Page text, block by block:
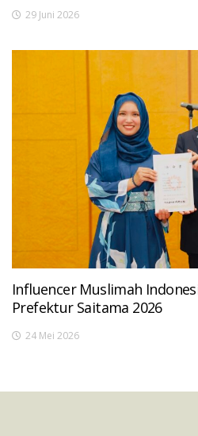
29 Juni 2026
Influencer Muslimah
Prefektur Saitama 2026
24 Mei 2026